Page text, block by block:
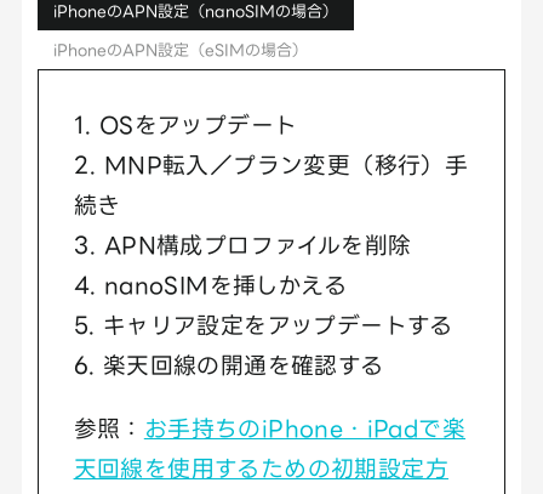
iPhoneのAPN設定（nanoSIMの場合）
iPhoneのAPN設定（eSIMの場合）
1. OSをアップデート
2. MNP転入／プラン変更（移行）手
続き
3. APN構成プロファイルを削除
4. nanoSIMを挿しかえる
5. キャリア設定をアップデートする
6. 楽天回線の開通を確認する
参照： お手持ちのiPhone・iPadで楽
天回線を使用するための初期設定方